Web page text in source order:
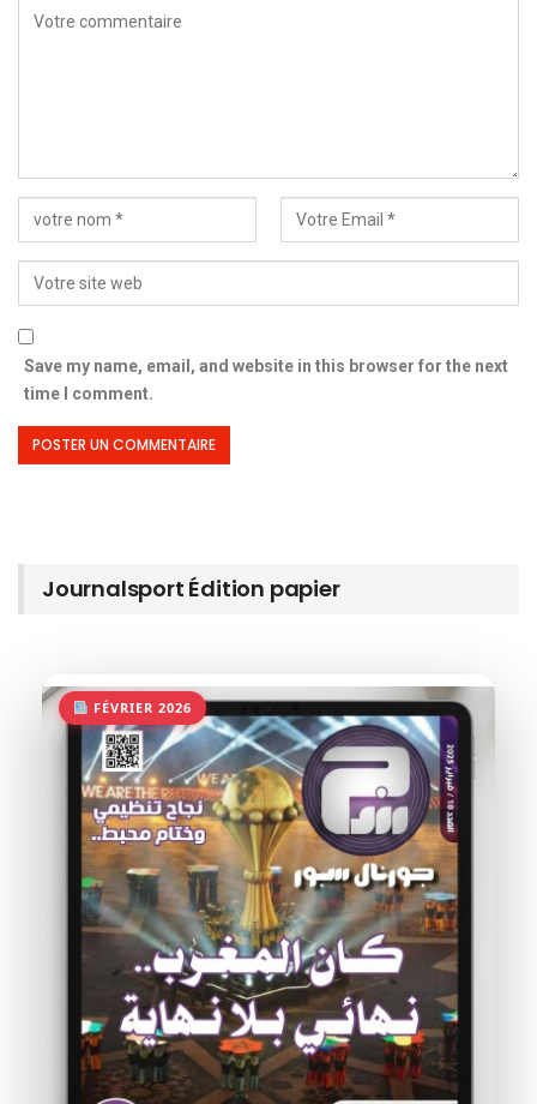
Save my name, email, and website in this browser for the next
time I comment.
Journalsport Édition papier
FÉVRIER 2026